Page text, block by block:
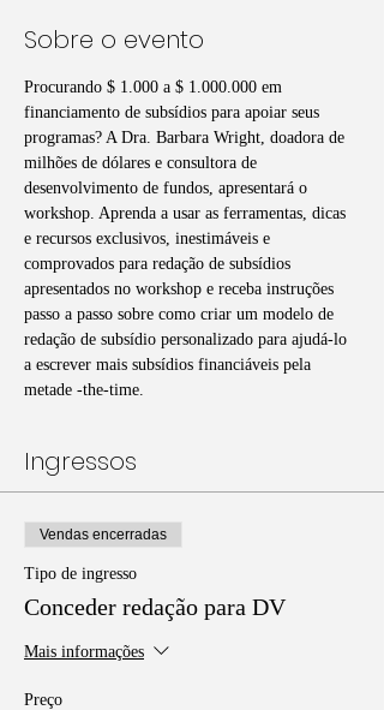
Sobre o evento
Procurando $ 1.000 a $ 1.000.000 em
financiamento de subsídios para apoiar seus
programas? A Dra. Barbara Wright, doadora de
milhões de dólares e consultora de
desenvolvimento de fundos, apresentará o
workshop. Aprenda a usar as ferramentas, dicas
e recursos exclusivos, inestimáveis e
comprovados para redação de subsídios
apresentados no workshop e receba instruções
passo a passo sobre como criar um modelo de
redação de subsídio personalizado para ajudá-lo
a escrever mais subsídios financiáveis pela
metade -the-time.
Ingressos
Vendas encerradas
Tipo de ingresso
Conceder redação para DV
Mais informações
Preço